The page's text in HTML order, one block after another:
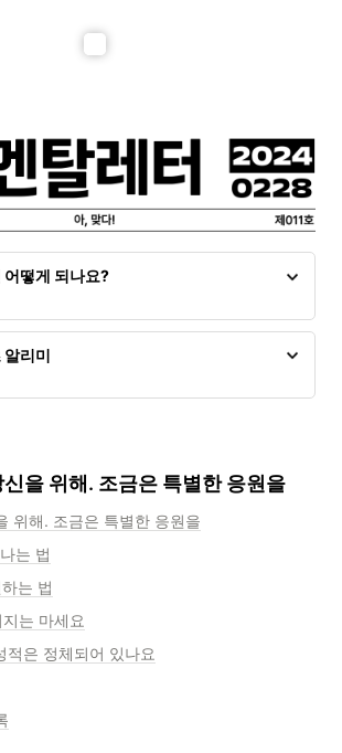
어떻게 되나요?
안에 읽어야 한다는 점을 꼭 기억해주세
알리미
(24.02.02)
을 위해. 조금은 특별한 응원을
위해. 조금은 특별한 응원을
는 법
는 법
는 마세요
적은 정체되어 있나요